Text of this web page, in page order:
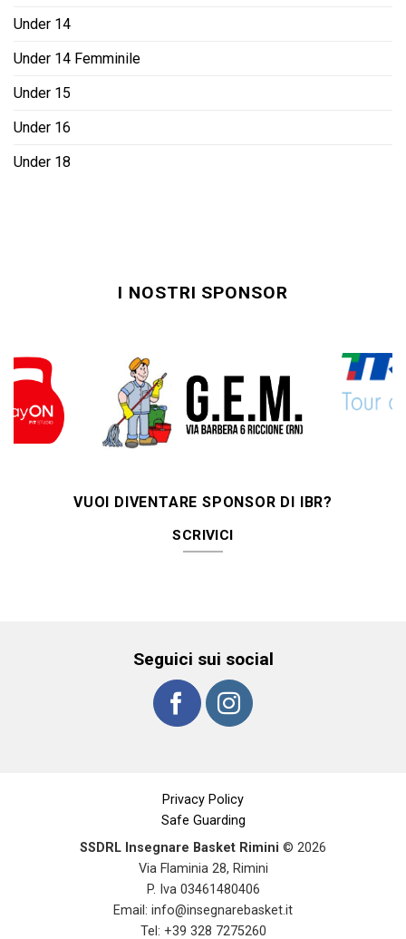
Under 14
Under 14 Femminile
Under 15
Under 16
Under 18
I NOSTRI SPONSOR
VUOI DIVENTARE SPONSOR DI IBR?
SCRIVICI
Seguici sui social
Privacy Policy
Safe Guarding
SSDRL Insegnare Basket Rimini © 2026
Via Flaminia 28, Rimini
P. Iva 03461480406
Email: info@insegnarebasket.it
Tel: +39 328 7275260